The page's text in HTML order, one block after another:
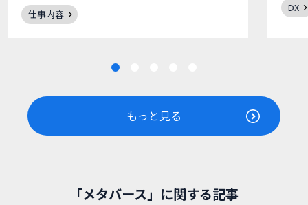
仕事内容
DX
もっと見る
「メタバース」に関する記事